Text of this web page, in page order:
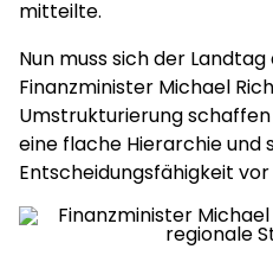
mitteilte.
Nun muss sich der
Finanzminister Michael
Umstrukturierung
eine flache Hierarchie und
Entscheidungsfähigkeit